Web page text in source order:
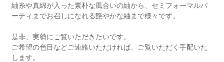
紬糸や真綿が入った素朴な風合いの紬から、セミフォーマルパ
ーティまでお召しになれる艶やかな紬まで様々です。
是非、実勢にご覧いただきたいです。
ご希望の色目などご連絡いただければ、ご覧いただく手配いた
します。